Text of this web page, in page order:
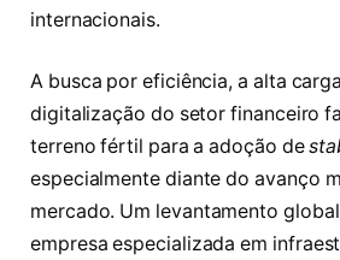
internacionais.
A busca por eficiência, a alta
digitalização do setor financeiro
terreno fértil para a adoção de
especialmente diante do avanço
mercado. Um levantamento
empresa especializada em